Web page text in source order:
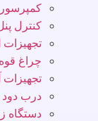
کنترل
تجهیزات
چراغ
درب
دستگاه